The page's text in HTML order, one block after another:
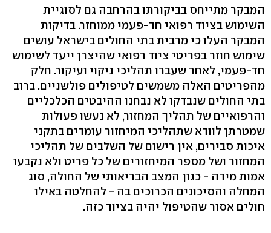
המבקר מתייחס בביקורתו בהרחבה גם לסוגיית
השימוש בציוד רפואי חד-פעמי ממוחזר. בדיקות
המבקר העלו כי מרבית בתי החולים בישראל עושים
שימוש חוזר בפריטי ציוד רפואי שהיצרן ייעד לשימוש
חד-פעמי, לאחר שעברו תהליכי ניקוי ועיקור. חלק
מהפריטים האלה משמשים לטיפולים פולשניים. ברוב
בתי החולים שנבדקו לא נבחנו ההיבטים הכלכליים
והרפואיים של תהליך המחזור, לא נעשו פעולות
שמטרתן לוודא שתהליכי המיחזור עומדים בתקני
איכות סבירים, אין רישום של השלבים של תהליכי
המחזור ושל מספר המיחזורים של כל פריט ולא נקבעו
אמות מידה - כגון המצב הבריאותי של החולה, סוג
המחלה והסיכונים הכרוכים בה - להחלטה באילו
חולים אסור שהטיפול יהיה בציוד כזה.